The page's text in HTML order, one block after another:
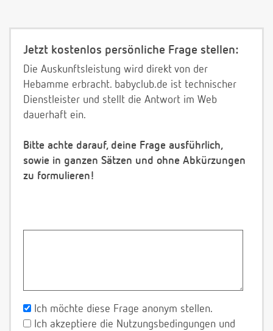
Jetzt kostenlos persönliche Frage stellen:
Die Auskunftsleistung wird direkt von der
Hebamme erbracht. babyclub.de ist technischer
Dienstleister und stellt die Antwort im Web
dauerhaft ein.
Bitte achte darauf, deine Frage ausführlich,
sowie in ganzen Sätzen und ohne Abkürzungen
zu formulieren!
Ich möchte diese Frage anonym stellen.
Ich akzeptiere die Nutzungsbedingungen und